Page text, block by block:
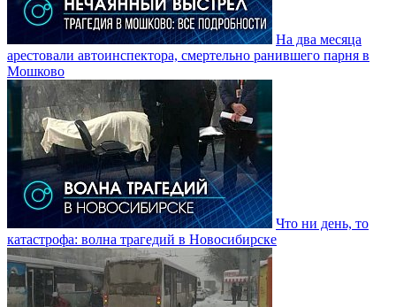
На два месяца
арестовали автоинспектора, смертельно ранившего парня в
Мошково
Что ни день, то
катастрофа: волна трагедий в Новосибирске